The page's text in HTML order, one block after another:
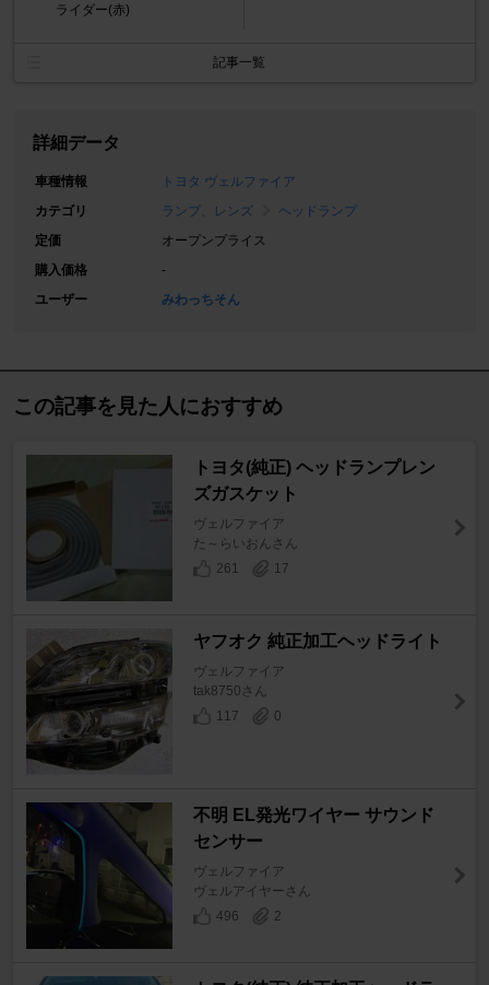
ライダー(赤)
記事一覧
詳細データ
車種情報
トヨタ ヴェルファイア
カテゴリ
ランプ、レンズ
ヘッドランプ
定価
オープンプライス
購入価格
-
ユーザー
みわっちそん
この記事を見た人におすすめ
トヨタ(純正) ヘッドランプレン
ズガスケット
ヴェルファイア
た～らいおんさん
261
17
ヤフオク 純正加工ヘッドライト
ヴェルファイア
tak8750さん
117
0
不明 EL発光ワイヤー サウンド
センサー
ヴェルファイア
ヴェルアイヤーさん
496
2